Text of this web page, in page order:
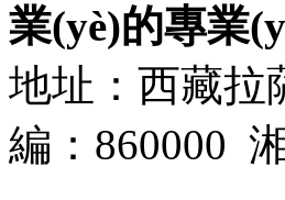
業(yè)的專業
地址：西藏拉
編：860000